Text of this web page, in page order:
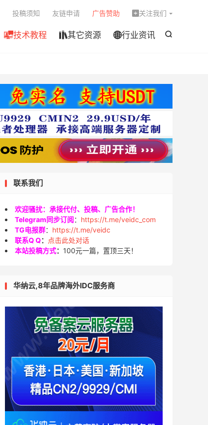

技术教程 其它资源 行业资讯
投稿须知 友链申请 广告赞助  关注我们
联系我们
欢迎骚扰：承接代付、投稿、广告合作！
Telegram同步订阅： https://t.me/veidc_com
TG电报群： https://t.me/veidc
联系Q Q：
点击此处对话
本站投稿方式： 100元一篇，置顶三天！
华纳云,8年品牌海外IDC服务商